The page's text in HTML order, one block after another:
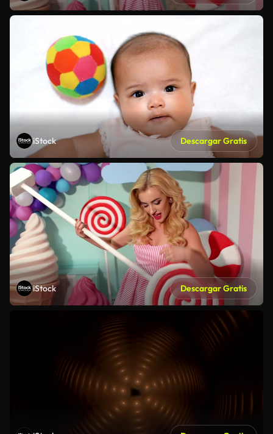
iStock Descargar Gratis
iStock Descargar Gratis